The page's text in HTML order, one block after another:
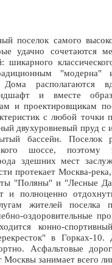
поселок самого
удачно сочетаются
"модерна"
Дома располагаются
и вместе
и проектировщикам
с любой точки
двухуровневый пруд с
бассейн. Поселок
шоссе, поэтому
здешних мест
протекает Москва-
"Поляны" и "Лесные
и полноценно
жителей поселка
оздоровительные
конно-
в Горках-10.
Асфальтовые
Москвы занимает всего